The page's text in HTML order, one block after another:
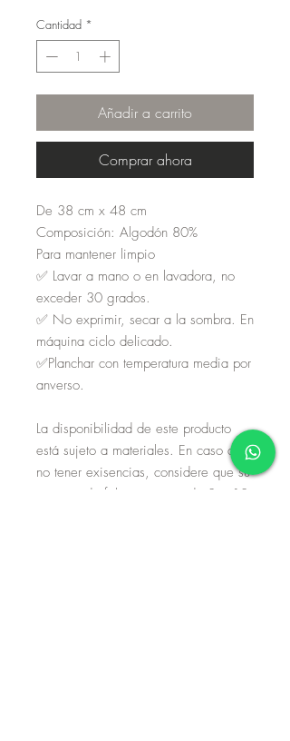
Cantidad *
Añadir a carrito
Comprar ahora
De 38 cm x 48 cm
Composición: Algodón 80%
Para mantener limpio
✅ Lavar a mano o en lavadora, no
exceder 30 grados.
✅ No exprimir, secar a la sombra. En
máquina ciclo delicado.
✅Planchar con temperatura media por
anverso.
La disponibilidad de este producto
está sujeto a materiales. En caso de
no tener exisencias, considere que su
proceso de fabricación es de 8 a 10